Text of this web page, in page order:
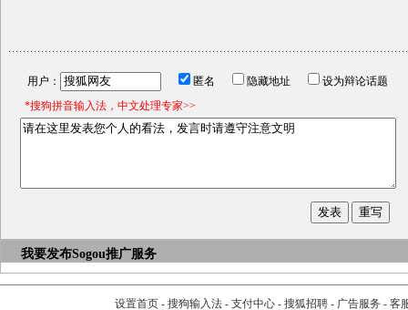
用户： 匿名 隐藏地址
设为辩论话题
*搜狗拼音输入法，中文处理专家>>
我要发布Sogou推广服务
设置首页- 搜狗输入法- 支付中心- 搜狐招聘- 广告服务 - 客